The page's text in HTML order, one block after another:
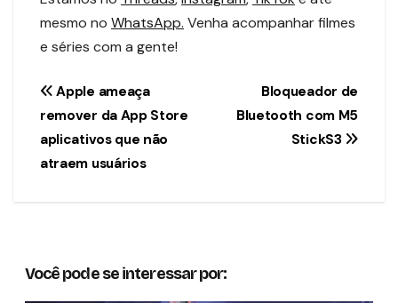
mesmo no WhatsApp. Venha acompanhar filmes
e séries com a gente!
Navegação
de
Post
Bloqueador de
Bluetooth com M5
StickS3
Apple ameaça
remover da App Store
aplicativos que não
atraem usuários
Você pode se interessar por: